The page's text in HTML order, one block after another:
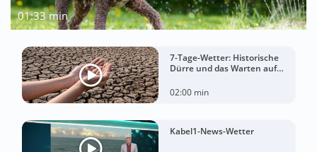
01:33 min
7-Tage-Wetter: Historische
Dürre und das Warten auf
02:00 min
Kabel1-News-Wetter